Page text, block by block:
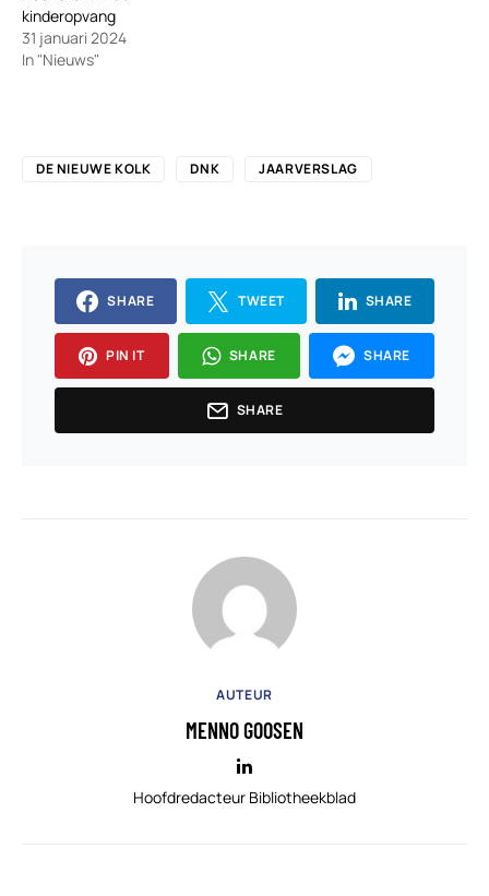
kinderopvang
31 januari 2024
In "Nieuws"
DE NIEUWE KOLK DNK JAARVERSLAG
SHARE TWEET SHARE
PIN IT SHARE SHARE
SHARE
AUTEUR
MENNO GOOSEN
Hoofdredacteur Bibliotheekblad